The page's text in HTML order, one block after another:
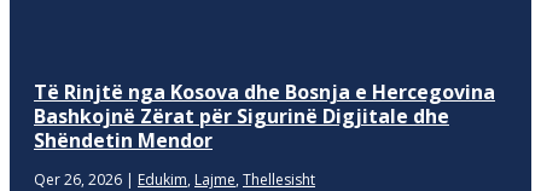
Të Rinjtë nga Kosova dhe Bosnja e Hercegovina
Bashkojnë Zërat për Sigurinë Digjitale dhe
Shëndetin Mendor
Qer 26, 2026 | Edukim, Lajme, Thellesisht